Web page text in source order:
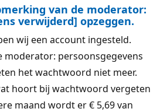
van de moderator:
verwijderd] opzeggen.
wij een account ingesteld.
moderator: persoonsgegevens
het wachtwoord niet meer.
hoort bij wachtwoord vergeten
maand wordt er € 5,69 van